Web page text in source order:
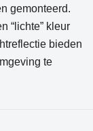
gemonteerd.
“lichte” kleur
bieden
te